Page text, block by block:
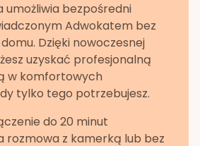
umożliwia bezpośredni
Adwokatem bez
Dzięki nowoczesnej
uzyskać profesjonalną
w komfortowych
tylko tego potrzebujesz.
do 20 minut
rozmowa z kamerką lub bez